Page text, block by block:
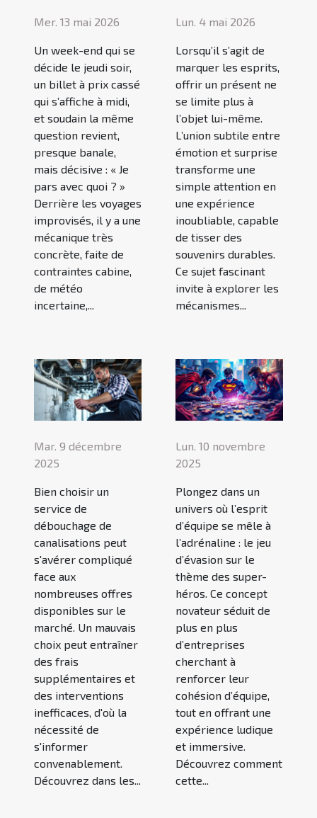
Mer. 13 mai 2026
Un week-end qui se
décide le jeudi soir,
un billet à prix cassé
qui s’affiche à midi,
et soudain la même
question revient,
presque banale,
mais décisive : « Je
pars avec quoi ? »
Derrière les voyages
improvisés, il y a une
mécanique très
concrète, faite de
contraintes cabine,
de météo
incertaine,...
Lun. 4 mai 2026
Lorsqu’il s’agit de
marquer les esprits,
offrir un présent ne
se limite plus à
l’objet lui-même.
L’union subtile entre
émotion et surprise
transforme une
simple attention en
une expérience
inoubliable, capable
de tisser des
souvenirs durables.
Ce sujet fascinant
invite à explorer les
mécanismes...
Mar. 9 décembre
2025
Bien choisir un
service de
débouchage de
canalisations peut
s'avérer compliqué
face aux
nombreuses offres
disponibles sur le
marché. Un mauvais
choix peut entraîner
des frais
supplémentaires et
des interventions
inefficaces, d'où la
nécessité de
s'informer
convenablement.
Découvrez dans les...
Lun. 10 novembre
2025
Plongez dans un
univers où l’esprit
d’équipe se mêle à
l’adrénaline : le jeu
d’évasion sur le
thème des super-
héros. Ce concept
novateur séduit de
plus en plus
d’entreprises
cherchant à
renforcer leur
cohésion d’équipe,
tout en offrant une
expérience ludique
et immersive.
Découvrez comment
cette...